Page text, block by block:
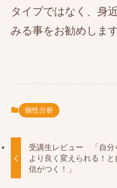
タイプではなく、身
みる事をお勧めします
個性分析
受講生レビュー 「自分
より良く変えられる！と
信がつく！」